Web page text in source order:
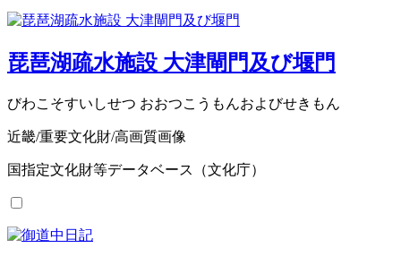
琵琶湖疏水施設 大津閘門及び堰門
びわこそすいしせつ おおつこうもんおよびせきもん
近畿/重要文化財/高画質画像
国指定文化財等データベース（文化庁）